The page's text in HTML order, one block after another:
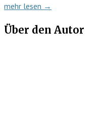
mehr lesen →
Über den Autor